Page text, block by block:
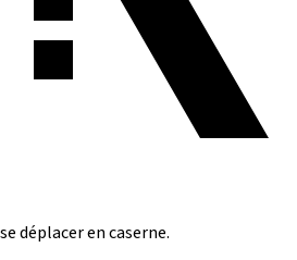
déplacer en caserne.